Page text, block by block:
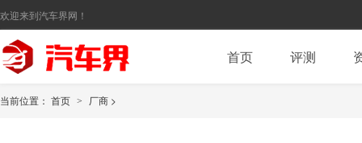
欢迎来到汽车界网！
首页 评测
当前位置： 首页 > 厂商 >